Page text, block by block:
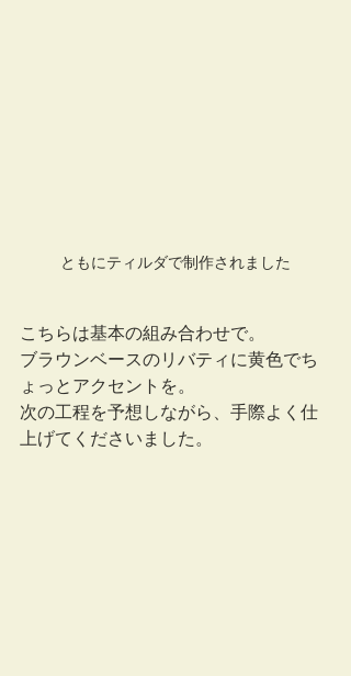
ともにティルダで制作されました
こちらは基本の組み合わせで。
ブラウンベースのリバティに黄色でち
ょっとアクセントを。
次の工程を予想しながら、手際よく仕
上げてくださいました。